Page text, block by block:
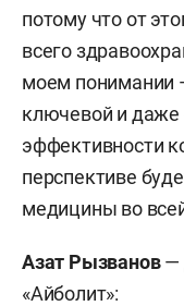
потому что от
всего
моем понимании
ключевой и даже
эффективности
перспективе
медицины во
Азат Рызванов—
«Айболит»: